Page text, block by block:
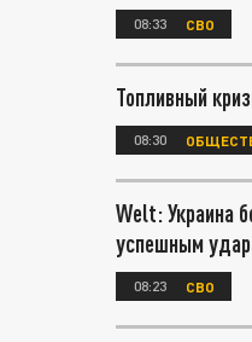
08:33 СВО
Топливный
08:30
Welt: Украина
успешным
08:23 СВО